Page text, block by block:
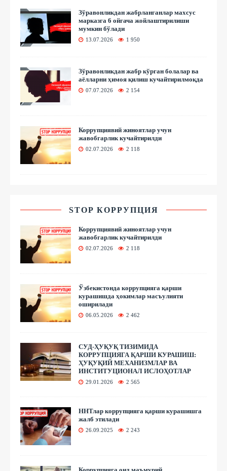
Зўравонликдан жабрланганлар махсус
марказга 6 ойгача жойлаштирилиши
мумкин бўлади
13.07.2026 1 950
Зўравонликдан жабр кўрган болалар ва
аёлларни ҳимоя қилиш кучайтирилмоқда
07.07.2026 2 154
Коррупциявий жиноятлар учун
жавобгарлик кучайтирилди
02.07.2026 2 118
STOP КОРРУПЦИЯ
Коррупциявий жиноятлар учун
жавобгарлик кучайтирилди
02.07.2026 2 118
Ўзбекистонда коррупцияга қарши
курашишда ҳокимлар масъулияти
оширилади
06.05.2026 2 462
СУД-ҲУҚУҚ ТИЗИМИДА
КОРРУПЦИЯГА ҚАРШИ КУРАШИШ:
ҲУҚУҚИЙ МЕХАНИЗМЛАР ВА
ИНСТИТУЦИОНАЛ ИСЛОҲОТЛАР
29.01.2026 2 565
ННТлар коррупцияга қарши курашишга
жалб этилади
26.09.2025 2 243